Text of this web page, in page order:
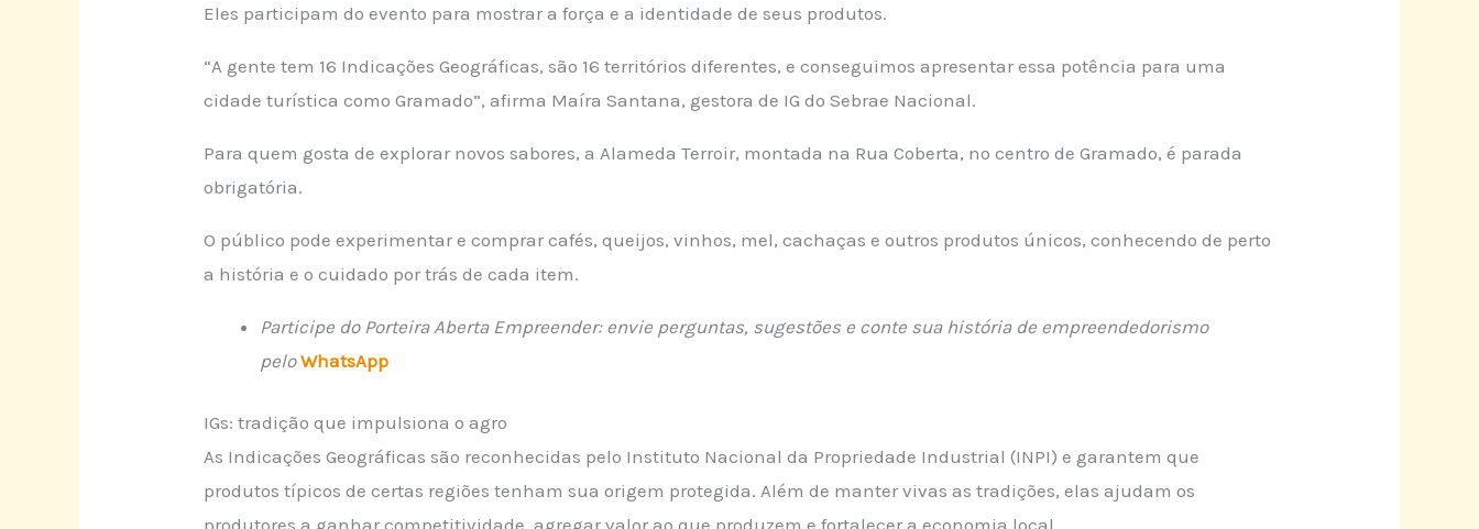
Eles participam do evento para mostrar a força e a identidade de seus produtos.
“A gente tem 16 Indicações Geográficas, são 16 territórios diferentes, e conseguimos apresentar essa potência para uma
cidade turística como Gramado”, afirma Maíra Santana, gestora de IG do Sebrae Nacional.
Para quem gosta de explorar novos sabores, a Alameda Terroir, montada na Rua Coberta, no centro de Gramado, é parada
obrigatória.
O público pode experimentar e comprar cafés, queijos, vinhos, mel, cachaças e outros produtos únicos, conhecendo de perto
a história e o cuidado por trás de cada item.
Participe do Porteira Aberta Empreender: envie perguntas, sugestões e conte sua história de empreendedorismo
peloWhatsApp
IGs: tradição que impulsiona o agro
As Indicações Geográficas são reconhecidas pelo Instituto Nacional da Propriedade Industrial (INPI) e garantem que
produtos típicos de certas regiões tenham sua origem protegida. Além de manter vivas as tradições, elas ajudam os